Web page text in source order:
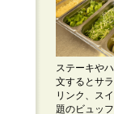
ステーキや
文するとサ
リンク、ス
題のビュッ